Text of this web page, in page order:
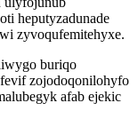
heputyzadunade
zyvoqufemitehyxe.
buriqo
zojodoqonilohyfo
afab ejekic